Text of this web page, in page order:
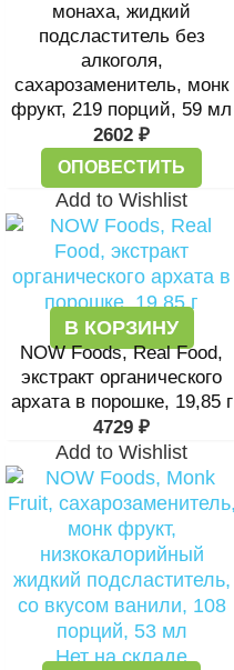
монаха, жидкий
подсластитель без
алкоголя,
сахарозаменитель, монк
фрукт, 219 порций, 59 мл
2602 ₽
ОПОВЕСТИТЬ
Add to Wishlist
В КОРЗИНУ
NOW Foods, Real Food,
экстракт органического
архата в порошке, 19,85 г
4729 ₽
Add to Wishlist
Нет на складе